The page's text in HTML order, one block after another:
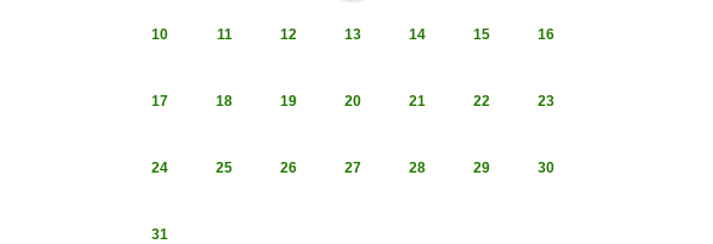
10 11 12 13 14 15 16
17 18 19 20 21 22 23
24 25 26 27 28 29 30
31